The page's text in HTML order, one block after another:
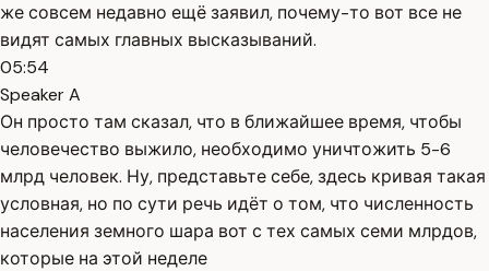
же совсем недавно ещё заявил, почему-то вот все не
видят самых главных высказываний.
05:54
Speaker A
Он просто там сказал, что в ближайшее время, чтобы
человечество выжило, необходимо уничтожить 5-6
млрд человек. Ну, представьте себе, здесь кривая такая
условная, но по сути речь идёт о том, что численность
населения земного шара вот с тех самых семи млрдов,
которые на этой неделе